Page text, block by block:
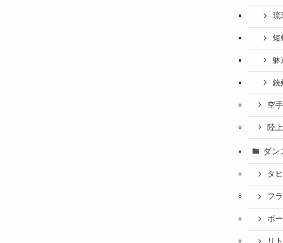
琉
短
躰
銃
空手
陸
ダン
タ
フラ
ポ
リ